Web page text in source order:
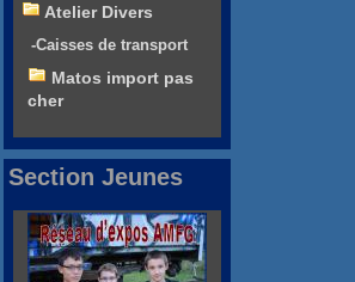
Atelier Divers
-Caisses de transport
Matos import pas
cher
Section Jeunes